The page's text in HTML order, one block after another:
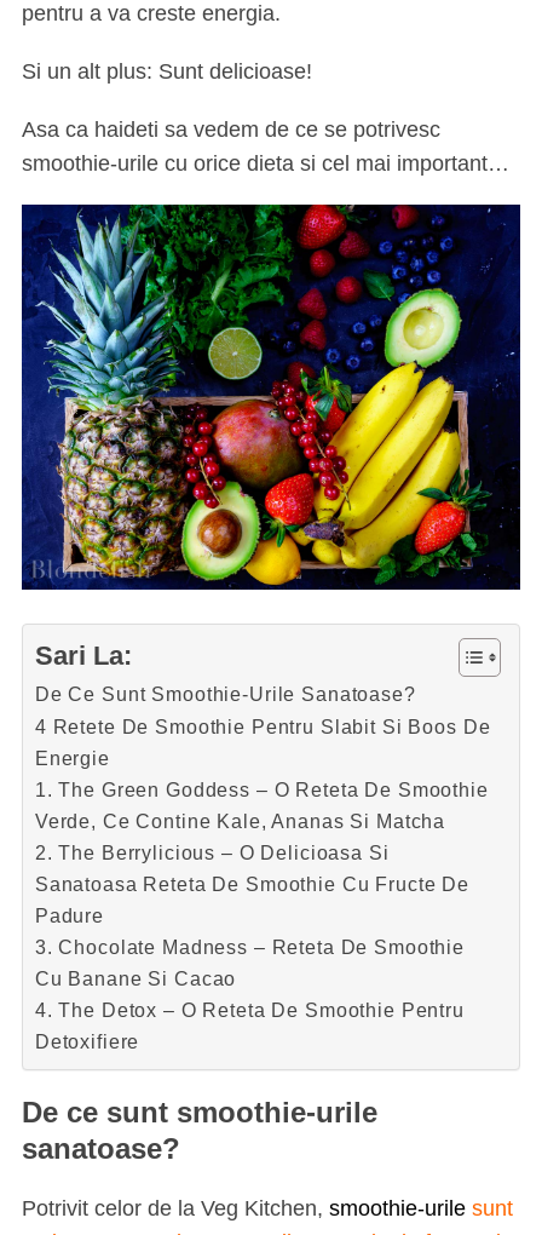
pentru a va creste energia.
Si un alt plus: Sunt delicioase!
Asa ca haideti sa vedem de ce se potrivesc
smoothie-urile cu orice dieta si cel mai important…
Sari La:
De Ce Sunt Smoothie-Urile Sanatoase?
4 Retete De Smoothie Pentru Slabit Si Boos De
Energie
1. The Green Goddess – O Reteta De Smoothie
Verde, Ce Contine Kale, Ananas Si Matcha
2. The Berrylicious – O Delicioasa Si
Sanatoasa Reteta De Smoothie Cu Fructe De
Padure
3. Chocolate Madness – Reteta De Smoothie
Cu Banane Si Cacao
4. The Detox – O Reteta De Smoothie Pentru
Detoxifiere
De ce sunt smoothie-urile
sanatoase?
Potrivit celor de la Veg Kitchen, smoothie-urilesunt